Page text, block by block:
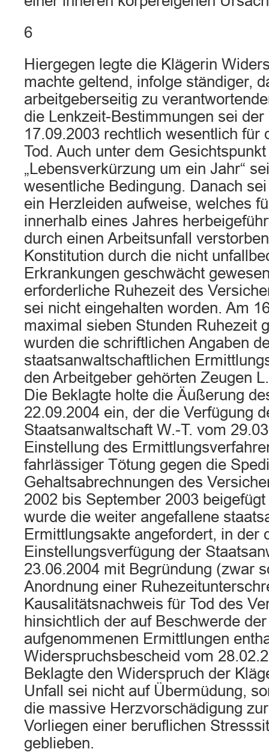
6
Hiergegen legte die Klägerin
machte geltend, infolge ständiger,
arbeitgeberseitig zu
die Lenkzeit-Bestimmungen sei
17.09.2003 rechtlich wesentlich für
Tod. Auch unter dem
„Lebensverkürzung um ein Jahr“
wesentliche Bedingung. Danach
ein Herzleiden aufweise, welches
innerhalb eines Jahres
durch einen Arbeitsunfall
Konstitution durch die nicht
Erkrankungen geschwächt
erforderliche Ruhezeit des
sei nicht eingehalten worden. Am
maximal sieben Stunden Ruhezeit
wurden die schriftlichen Angaben
staatsanwaltschaftlichen
den Arbeitgeber gehörten Zeugen
Die Beklagte holte die Äußerung
22.09.2004 ein, der die Verfügung
Staatsanwaltschaft W.-T. vom
Einstellung des
fahrlässiger Tötung gegen die
Gehaltsabrechnungen des
2002 bis September 2003
wurde die weiter angefallene
Ermittlungsakte angefordert, in der
Einstellungsverfügung der
23.06.2004 mit Begründung (zwar
Anordnung einer
Kausalitätsnachweis für Tod des
hinsichtlich der auf Beschwerde
aufgenommenen Ermittlungen
Widerspruchsbescheid vom
Beklagte den Widerspruch der
Unfall sei nicht auf Übermüdung,
die massive Herzvorschädigung
Vorliegen einer beruflichen
geblieben.